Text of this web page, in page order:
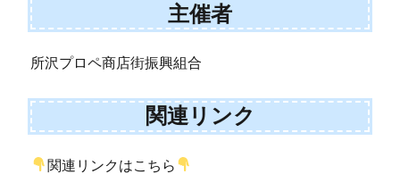
主催者
所沢プロペ商店街振興組合
関連リンク
関連リンクはこちら